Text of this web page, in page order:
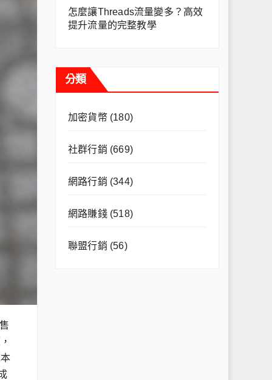
怎麼讓Threads流量變多？高效
提升流量的完整教學
分類
加密貨幣(180)
社群行銷 (669)
網路行銷 (344)
網路賺錢(518)
聯盟行銷 (56)